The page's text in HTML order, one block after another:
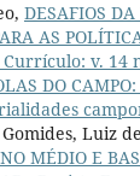
DESAFIOS
AS
v. 14
DO
Luiz
MÉDIO E